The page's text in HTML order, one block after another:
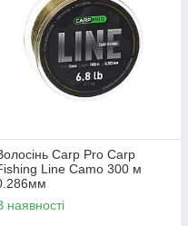
Carp Pro Carp
Line Camo 300 м
наявності